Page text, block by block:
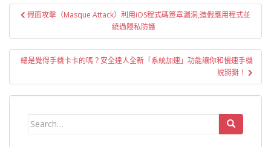
文
導
覽
假面攻擊（Masque Attack）利用iOS程式碼簽章漏洞,造假應用程式並
繞過隱私防護
總是覺得手機卡卡的嗎？安全達人全新「系統加速」功能讓你和慢速手機
說掰掰！
Search